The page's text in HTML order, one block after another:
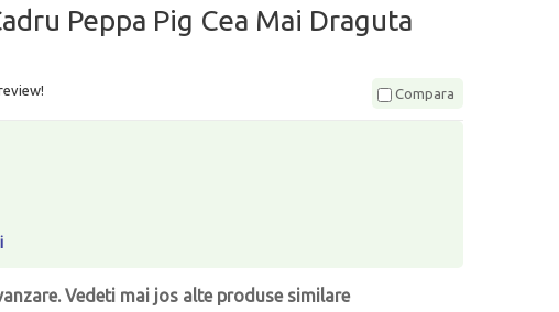
Peppa Pig Cea Mai Draguta
Compara
Vedeti mai jos alte produse similare